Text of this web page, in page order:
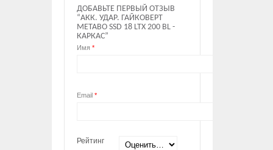
ДОБАВЬТЕ ПЕРВЫЙ ОТЗЫВ
“АКК. УДАР. ГАЙКОВЕРТ
METABO SSD 18 LTX 200 BL -
КАРКАС”
Имя *
Email *
Рейтинг